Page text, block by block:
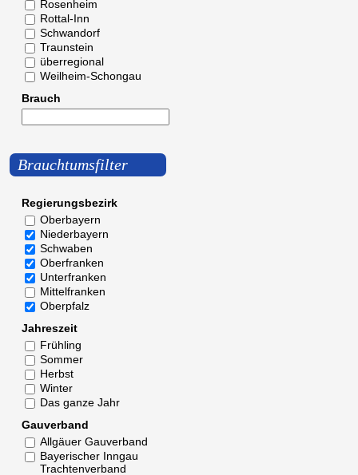
Rosenheim
Rottal-Inn
Schwandorf
Traunstein
überregional
Weilheim-Schongau
Brauch
Brauchtumsfilter
Regierungsbezirk
Oberbayern
Niederbayern
Schwaben
Oberfranken
Unterfranken
Mittelfranken
Oberpfalz
Jahreszeit
Frühling
Sommer
Herbst
Winter
Das ganze Jahr
Gauverband
Allgäuer Gauverband
Bayerischer Inngau
Trachtenverband